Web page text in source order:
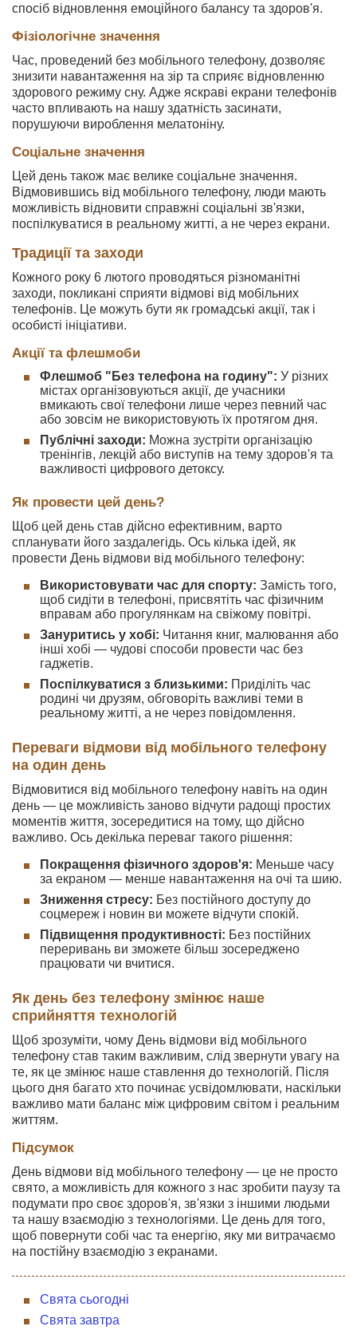
спосіб відновлення емоційного балансу та здоров'я.
Фізіологічне значення
Час, проведений без мобільного телефону, дозволяє
знизити навантаження на зір та сприяє відновленню
здорового режиму сну. Адже яскраві екрани телефонів
часто впливають на нашу здатність засинати,
порушуючи вироблення мелатоніну.
Соціальне значення
Цей день також має велике соціальне значення.
Відмовившись від мобільного телефону, люди мають
можливість відновити справжні соціальні зв'язки,
поспілкуватися в реальному житті, а не через екрани.
Традиції та заходи
Кожного року 6 лютого проводяться різноманітні
заходи, покликані сприяти відмові від мобільних
телефонів. Це можуть бути як громадські акції, так і
особисті ініціативи.
Акції та флешмоби
Флешмоб "Без телефона на годину": У різних
містах організовуються акції, де учасники
вмикають свої телефони лише через певний час
або зовсім не використовують їх протягом дня.
Публічні заходи: Можна зустріти організацію
тренінгів, лекцій або виступів на тему здоров'я та
важливості цифрового детоксу.
Як провести цей день?
Щоб цей день став дійсно ефективним, варто
спланувати його заздалегідь. Ось кілька ідей, як
провести День відмови від мобільного телефону:
Використовувати час для спорту: Замість того,
щоб сидіти в телефоні, присвятіть час фізичним
вправам або прогулянкам на свіжому повітрі.
Зануритись у хобі: Читання книг, малювання або
інші хобі — чудові способи провести час без
гаджетів.
Поспілкуватися з близькими: Приділіть час
родині чи друзям, обговоріть важливі теми в
реальному житті, а не через повідомлення.
Переваги відмови від мобільного телефону
на один день
Відмовитися від мобільного телефону навіть на один
день — це можливість заново відчути радощі простих
моментів життя, зосередитися на тому, що дійсно
важливо. Ось декілька переваг такого рішення:
Покращення фізичного здоров'я: Меньше часу
за екраном — менше навантаження на очі та шию.
Зниження стресу: Без постійного доступу до
соцмереж і новин ви можете відчути спокій.
Підвищення продуктивності: Без постійних
переривань ви зможете більш зосереджено
працювати чи вчитися.
Як день без телефону змінює наше
сприйняття технологій
Щоб зрозуміти, чому День відмови від мобільного
телефону став таким важливим, слід звернути увагу на
те, як це змінює наше ставлення до технологій. Після
цього дня багато хто починає усвідомлювати, наскільки
важливо мати баланс між цифровим світом і реальним
життям.
Підсумок
День відмови від мобільного телефону — це не просто
свято, а можливість для кожного з нас зробити паузу та
подумати про своє здоров'я, зв'язки з іншими людьми
та нашу взаємодію з технологіями. Це день для того,
щоб повернути собі час та енергію, яку ми витрачаємо
на постійну взаємодію з екранами.
Свята сьогодні
Свята завтра